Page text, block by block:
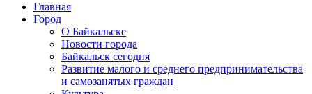
Главная
Город
О Байкальске
Новости города
Байкальск сегодня
Развитие малого и среднего предпринимательства
и самозанятых граждан